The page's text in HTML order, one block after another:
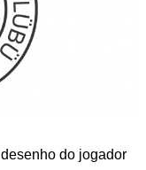
do jogador